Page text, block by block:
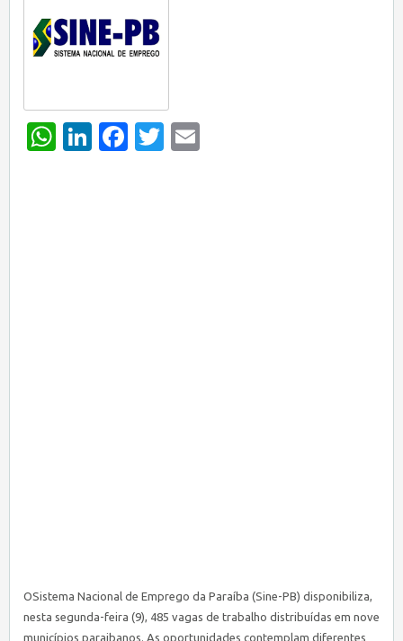
WhatsApp
LinkedIn
Facebook
Twitter
OSistema Nacional de Emprego da Paraíba (Sine-PB) disponibiliza,
nesta segunda-feira (9), 485 vagas de trabalho distribuídas em nove
municípios paraibanos. As oportunidades contemplam diferentes